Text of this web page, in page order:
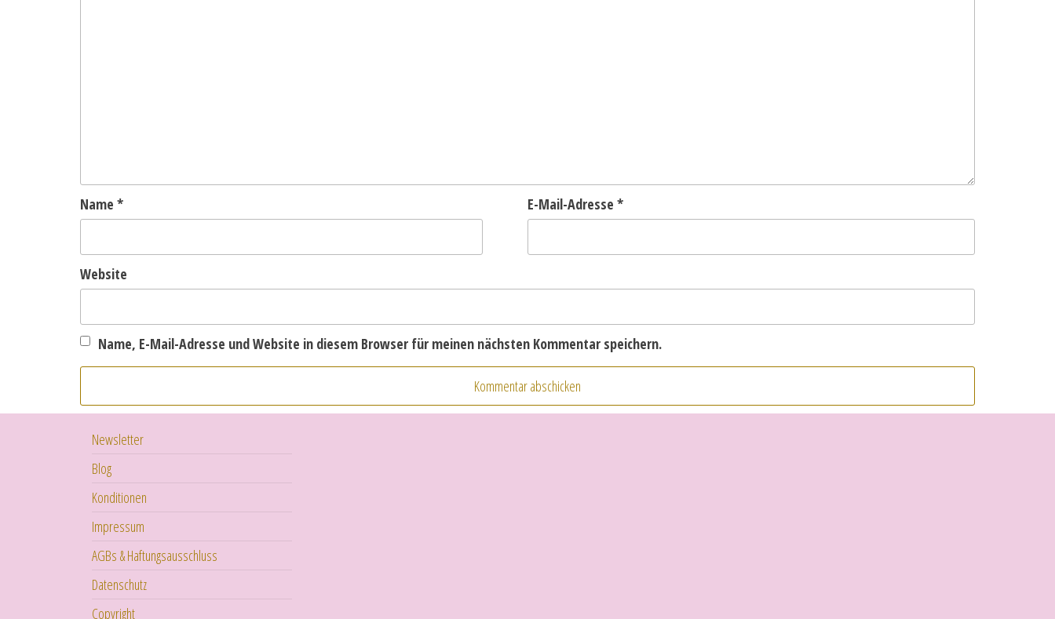
Name * E-Mail-Adresse *
Website
Name, E-Mail-Adresse und Website in diesem Browser für meinen nächsten Kommentar speichern.
Newsletter
Blog
Konditionen
Impressum
AGBs & Haftungsausschluss
Datenschutz
Copyright